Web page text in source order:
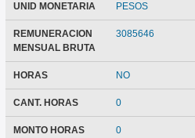
UNID MONETARIA PESOS
REMUNERACION
MENSUAL BRUTA
3085646
HORAS NO
CANT. HORAS 0
MONTO HORAS
0